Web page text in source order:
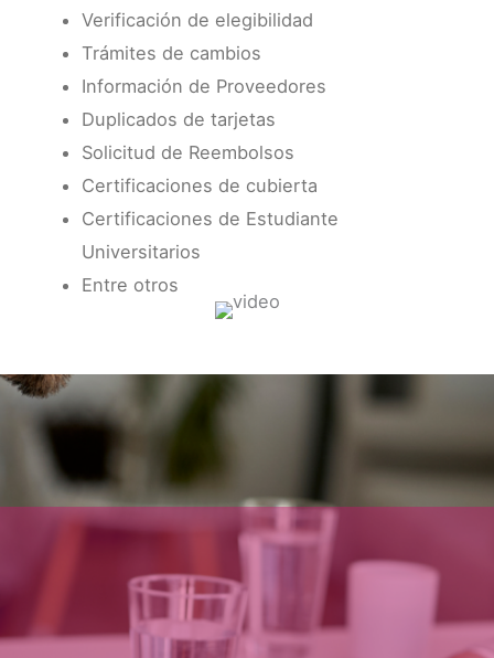
Verificación de elegibilidad
Trámites de cambios
Información de Proveedores
Duplicados de tarjetas
Solicitud de Reembolsos
Certificaciones de cubierta
Certificaciones de Estudiante
Universitarios
Entre otros
Te Orientamos sin Compromiso